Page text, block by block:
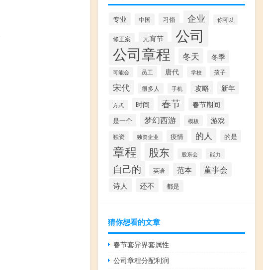
专业 中国 习俗 企业 你可以
修正案 元宵节 公司
公司章程 冬天 冬季
可能会 员工 唐代 学校 孩子
宋代 很多人 手机 攻略 新年
方式 时间 春节 春节期间
是一个 梦幻西游 模板 游戏
独资 独资企业 疫情 的人 的是
章程 股东 股东会 能力
自己的 英语 范本 董事会
诗人 还不 都是
猜你想看的文章
春节套异界套属性
公司章程分配利润